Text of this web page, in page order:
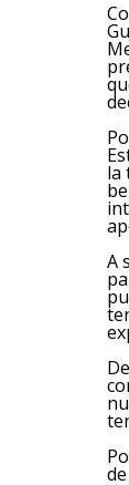
la
A